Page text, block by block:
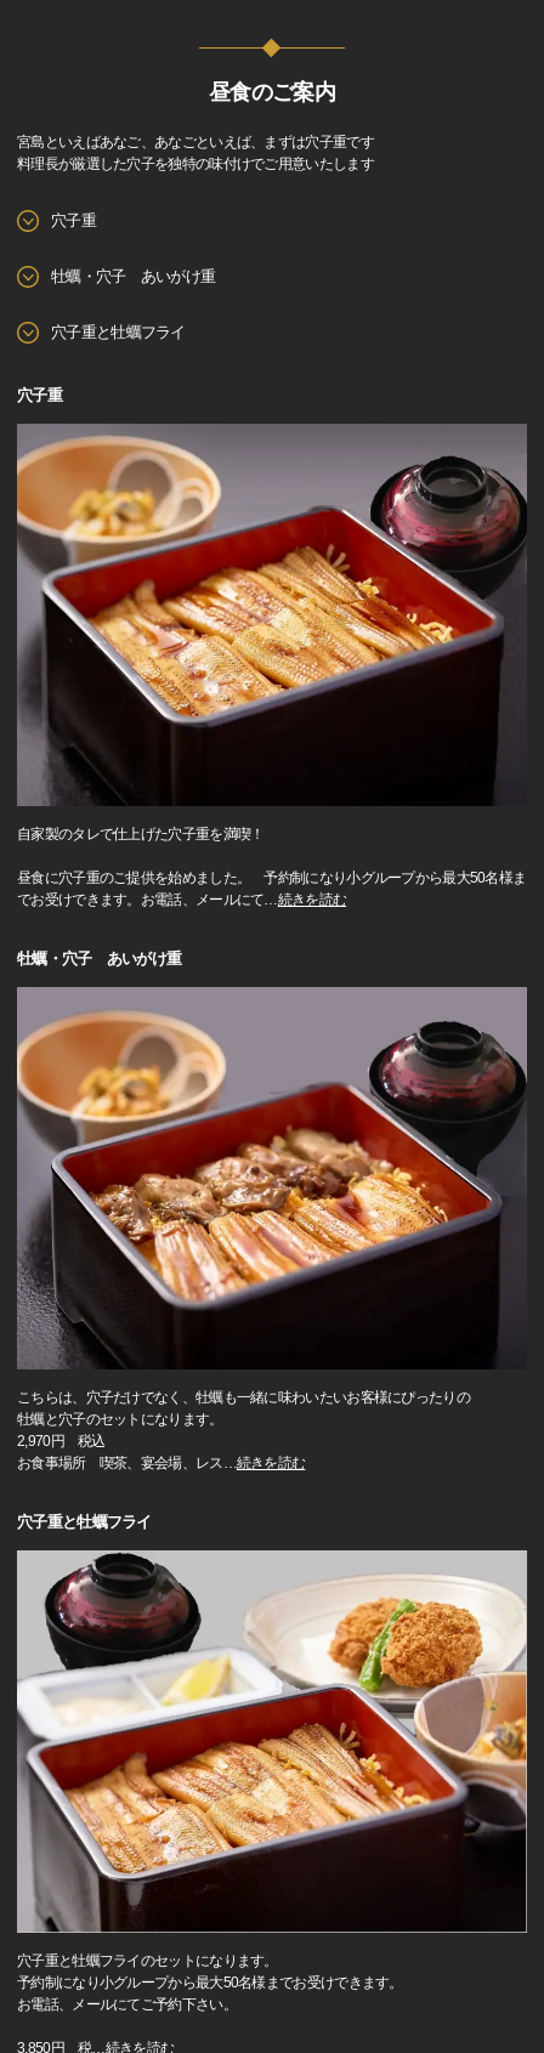
昼食のご案内
宮島といえばあなご、あなごといえば、まずは穴子重です
料理長が厳選した穴子を独特の味付けでご用意いたします
穴子重
牡蠣・穴子 あいがけ重
穴子重と牡蠣フライ
穴子重
自家製のタレで仕上げた穴子重を満喫！
昼食に穴子重のご提供を始めました。 予約制になり小グループから最大50名様ま
でお受けできます。お電話、メールにて…続きを読む
牡蠣・穴子 あいがけ重
こちらは、穴子だけでなく、牡蠣も一緒に味わいたいお客様にぴったりの
牡蠣と穴子のセットになります。
2,970円 税込
お食事場所 喫茶、宴会場、レス…続きを読む
穴子重と牡蠣フライ
穴子重と牡蠣フライのセットになります。
予約制になり小グループから最大50名様までお受けできます。
お電話、メールにてご予約下さい。
3,850円 税…続きを読む